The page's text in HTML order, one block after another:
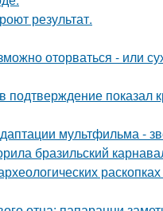
результат.
оторваться - или
показал
мультфильма -
бразильский